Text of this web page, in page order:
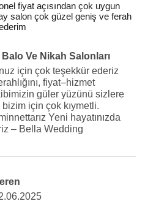
fiyat açısından çok uygun
salon çok güzel geniş ve ferah
Ve Nikah Salonları
için çok teşekkür ederiz
fiyat–hizmet
güler yüzünü sizlere
için çok kıymetli.
Yeni hayatınızda
– Bella Wedding